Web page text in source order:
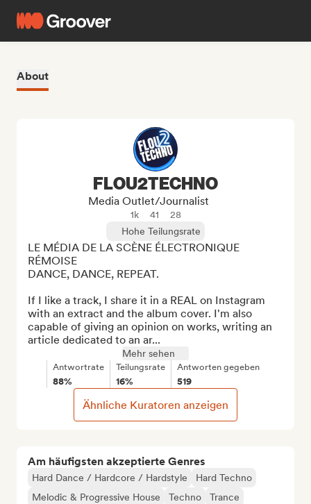
About
Am häufigsten akzeptierte Genres
Hard Dance / Hardcore / Hardstyle
Hard Techno
Melodic & Progressive House
Techno Trance
FLOU2TECHNO
Media Outlet/Journalist
1k 41
28
Hohe Teilungsrate
LE MÉDIA DE LA SCÈNE ÉLECTRONIQUE
RÉMOISE
DANCE, DANCE, REPEAT.
If I like a track, I share it in a REAL on Instagram
with an extract and the album cover. I'm also
capable of giving an opinion on works, writing an
article dedicated to an ar...
Mehr sehen
Antwortrate
88%
Teilungsrate
16%
Antworten gegeben
519
Ähnliche Kuratoren anzeigen